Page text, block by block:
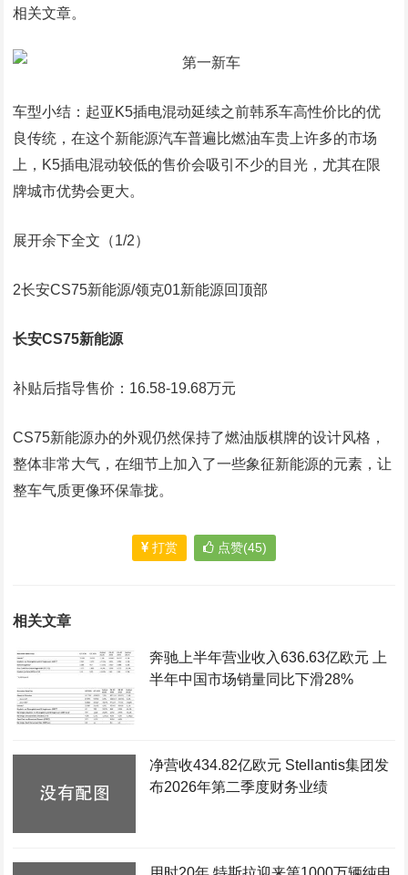
相关文章。
车型小结：起亚K5插电混动延续之前韩系车高性价比的优
良传统，在这个新能源汽车普遍比燃油车贵上许多的市场
上，K5插电混动较低的售价会吸引不少的目光，尤其在限
牌城市优势会更大。
展开余下全文（1/2）
2长安CS75新能源/领克01新能源回顶部
长安CS75新能源
补贴后指导售价：16.58-19.68万元
CS75新能源办的外观仍然保持了燃油版棋牌的设计风格，
整体非常大气，在细节上加入了一些象征新能源的元素，让
整车气质更像环保靠拢。
打赏 点赞(45)
相关文章
奔驰上半年营业收入636.63亿欧元 上
半年中国市场销量同比下滑28%
净营收434.82亿欧元 Stellantis集团发
布2026年第二季度财务业绩